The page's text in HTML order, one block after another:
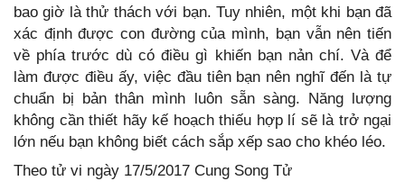
bao giờ là thử thách với bạn. Tuy nhiên, một khi bạn đã
xác định được con đường của mình, bạn vẫn nên tiến
về phía trước dù có điều gì khiến bạn nản chí. Và để
làm được điều ấy, việc đầu tiên bạn nên nghĩ đến là tự
chuẩn bị bản thân mình luôn sẵn sàng. Năng lượng
không cần thiết hãy kế hoạch thiếu hợp lí sẽ là trở ngại
lớn nếu bạn không biết cách sắp xếp sao cho khéo léo.
Theo tử vi ngày 17/5/2017 Cung Song Tử